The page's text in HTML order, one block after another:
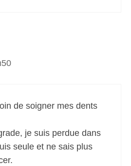
de soigner mes dents
je suis perdue dans
seule et ne sais plus